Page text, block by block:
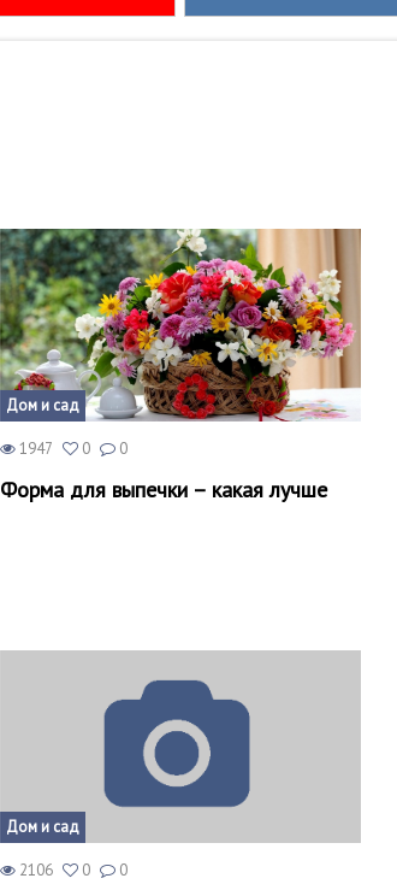
Дом и сад
1947 0 0
Форма для выпечки – какая лучше
Дом и сад
2106 0 0